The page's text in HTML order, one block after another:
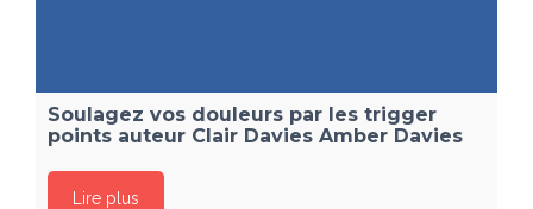
Soulagez vos douleurs par les trigger
points auteur Clair Davies Amber Davies
Lire plus